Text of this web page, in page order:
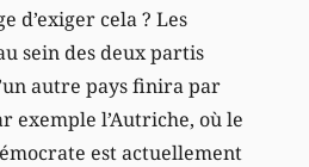
d’exiger cela ? Les
sein des deux partis
autre pays finira par
exemple l’Autriche, où le
est actuellement